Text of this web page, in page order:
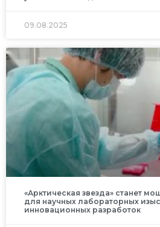
09.08.2025
«Арктическая звезда» станет
для научных лабораторных
инновационных разработок